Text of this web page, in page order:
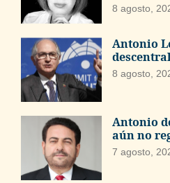
8 agosto,
Antonio
8 agosto,
Antonio
aún no
7 agosto,